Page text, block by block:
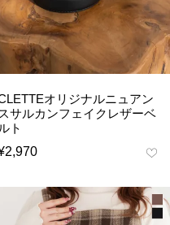
オリジナルニュアン
スサルカンフェイクレザーベ
ルト
2,970